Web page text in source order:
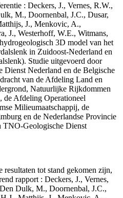
: Deckers, J., Vernes, R.W.,
M., Doornenbal, J.C., Dusar,
J., Menkovic, A.,
J., Westerhoff, W.E., Witmans,
3D model van het
in Zuidoost-Nederland en
Studie uitgevoerd door
Nederland en de Belgische
van de Afdeling Land en
Natuurlijke Rijkdommen
de Afdeling Operationeel
Milieumaatschappij, de
en de Nederlandse Provincie
Geologische Dienst
resultaten tot stand gekomen zijn,
rapport : Deckers, J., Vernes,
Dulk, M., Doornenbal, J.C.,